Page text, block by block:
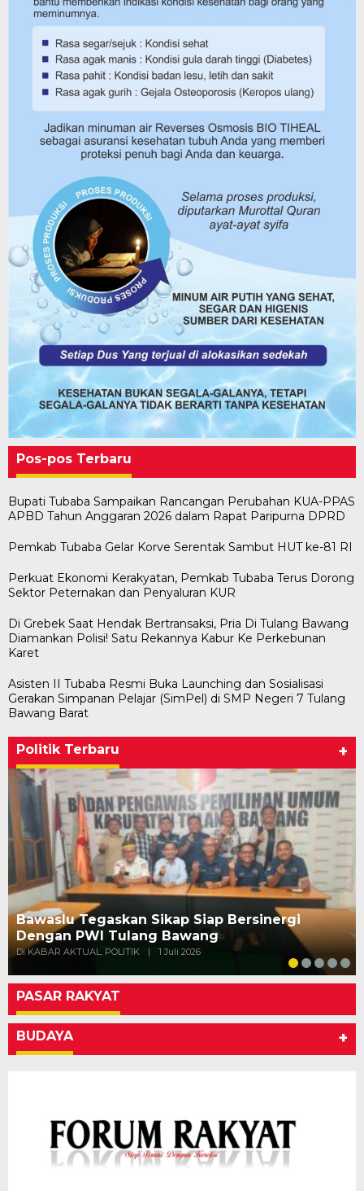
Pos-pos Terbaru
Bupati Tubaba Sampaikan Rancangan Perubahan KUA-PPAS
APBD Tahun Anggaran 2026 dalam Rapat Paripurna DPRD
Pemkab Tubaba Gelar Korve Serentak Sambut HUT ke-81 RI
Perkuat Ekonomi Kerakyatan, Pemkab Tubaba Terus Dorong
Sektor Peternakan dan Penyaluran KUR
Di Grebek Saat Hendak Bertransaksi, Pria Di Tulang Bawang
Diamankan Polisi! Satu Rekannya Kabur Ke Perkebunan
Karet
Asisten II Tubaba Resmi Buka Launching dan Sosialisasi
Gerakan Simpanan Pelajar (SimPel) di SMP Negeri 7 Tulang
Bawang Barat
Politik Terbaru +
Bawaslu Tegaskan Sikap Siap Bersinergi
Dengan PWI Tulang Bawang
Di KABAR AKTUAL, POLITIK | 1 Juli 2026
PASAR RAKYAT
BUDAYA +